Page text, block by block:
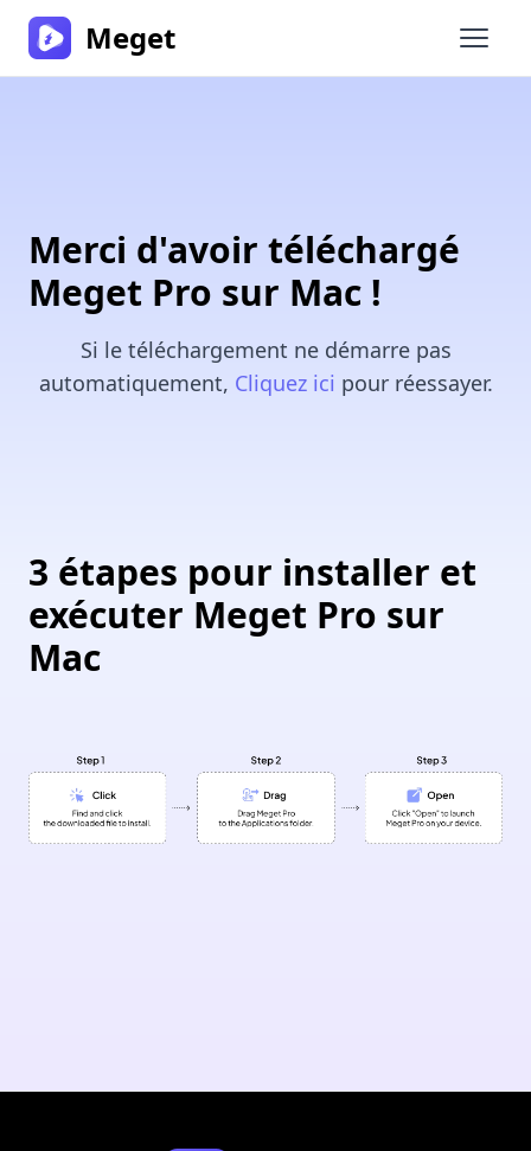
Meget
Merci d'avoir téléchargé
Meget Pro sur Mac !
Si le téléchargement ne démarre pas
automatiquement, Cliquez ici pour réessayer.
3 étapes pour installer et
exécuter Meget Pro sur
Mac